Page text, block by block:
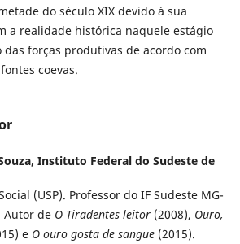
do século XIX devido à sua
a realidade histórica naquele estágio
forças produtivas de acordo com
coevas.
Instituto Federal do Sudeste de
(USP). Professor do IF Sudeste MG-
Autor de O Tiradentes leitor(2008), Ouro,
e O ouro gosta de sangue(2015).